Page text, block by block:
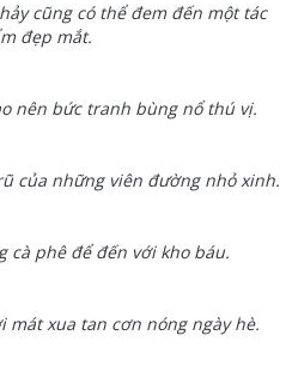
cũng có thể đem đến một tác
đẹp mắt.
nên bức tranh bùng nổ thú vị.
của những viên đường nhỏ xinh.
cà phê để đến với kho báu.
mát xua tan cơn nóng ngày hè.